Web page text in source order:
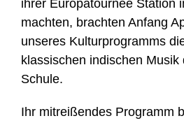
ihrer Europatournee Station
machten, brachten Anfang
unseres Kulturprogramms
klassischen indischen Musik
Schule.
Ihr mitreißendes Programm